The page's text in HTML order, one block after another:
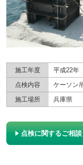
施工年度
平成22年
点検内容
ケーソン
施工場所
兵庫県
点検に関するご相